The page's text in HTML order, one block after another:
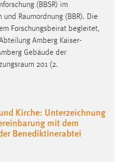
(BBSR) im
und Raumordnung (BBR). Die
Forschungsbeirat begleitet,
Amberg Kaiser-
Gebäude der
201 (2.
Kirche: Unterzeichnung
mit dem
Benediktinerabtei